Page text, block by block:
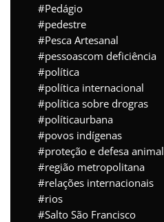
Pedágio
pedestre
Pesca Artesanal
pessoascom deficiência
política
política internacional
política sobre drogras
políticaurbana
povos indígenas
proteção e defesa animal
região metropolitana
relações internacionais
rios
Salto São Francisco